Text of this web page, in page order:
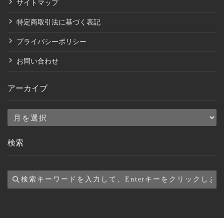
サイトマップ
特定商取引法に基づく表記
プライバシーポリシー
お問い合わせ
アーカイブ
ア
カ
ブ
検索